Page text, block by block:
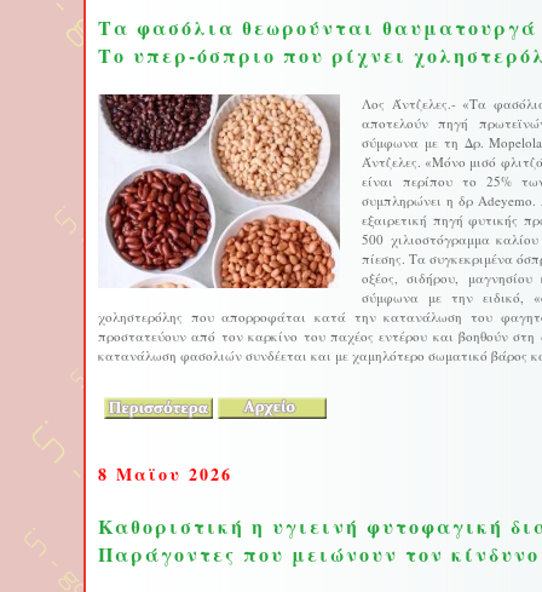
Τα φασόλια θεωρούνται θαυματουργά
Το υπερ-όσπριο που ρίχνει
Λος Άντζελες.- «Τα
αποτελούν πηγή
σύμφωνα με τη Δρ.
Άντζελες. «Μόνο μισό
είναι περίπου το 25%
συμπληρώνει η δρ Adeyemo.
εξαιρετική πηγή φυτικής
500 χιλιοστόγραμμα
πίεσης. Τα συγκεκριμένα
οξέος, σιδήρου,
σύμφωνα με την ειδικό,
χοληστερόλης που απορροφάται κατά την κατανάλωση του
προστατεύουν από τον καρκίνο του παχέος εντέρου και βοηθούν στη
κατανάλωση φασολιών συνδέεται και με χαμηλότερο σωματικό βάρος
8 Μαϊου 2026
Καθοριστική η υγιεινή φυτοφαγική
Παράγοντες που μειώνουν τον